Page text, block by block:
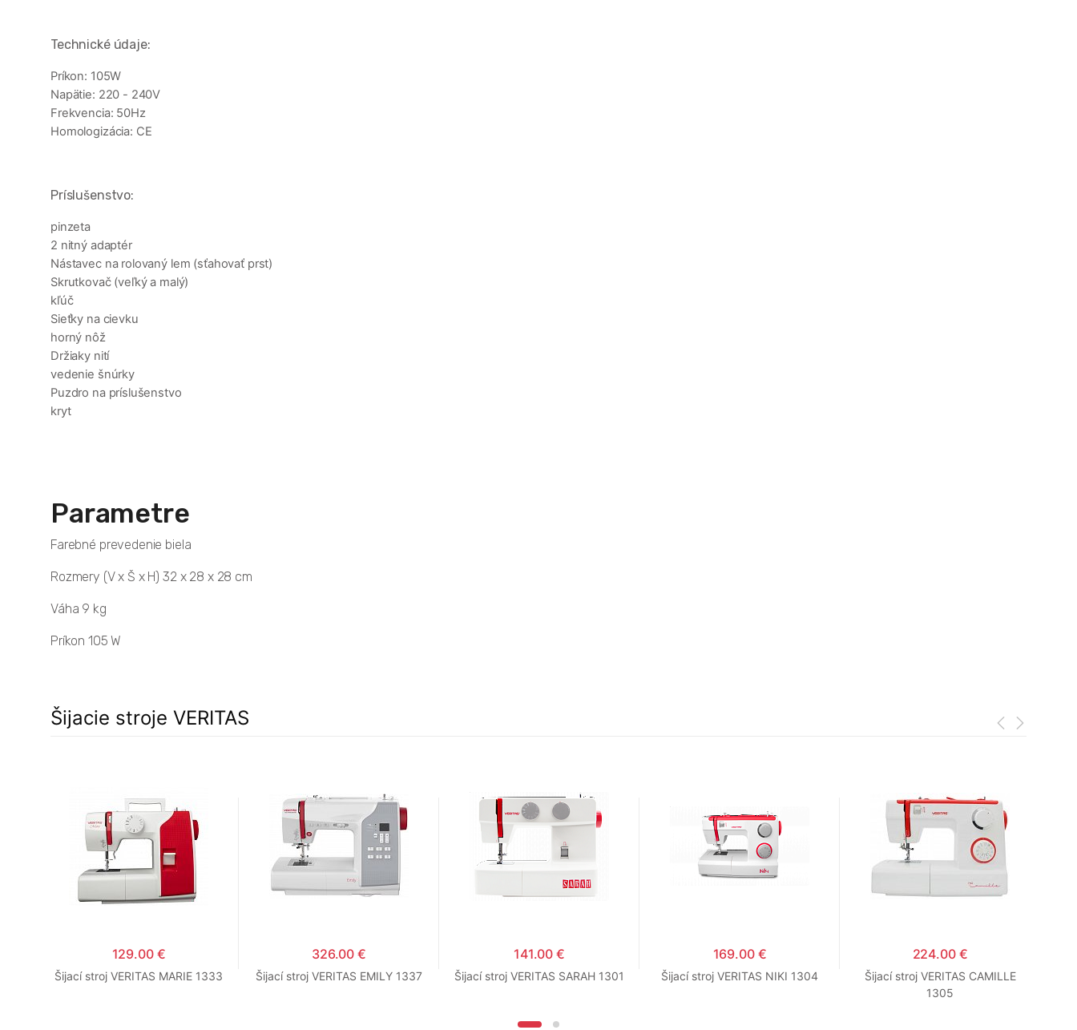
Technické údaje:
Príkon: 105W
Napätie: 220 - 240V
Frekvencia: 50Hz
Homologizácia: CE
Príslušenstvo:
pinzeta
2 nitný adaptér
Nástavec na rolovaný lem (sťahovať prst)
Skrutkovač (veľký a malý)
kľúč
Sieťky na cievku
horný nôž
Držiaky nití
vedenie šnúrky
Puzdro na príslušenstvo
kryt
Parametre
Farebné prevedenie biela
Rozmery (V x Š x H) 32 x 28 x 28 cm
Váha 9 kg
Príkon 105 W
Šijacie stroje VERITAS
129.00 €
Šijací stroj VERITAS MARIE 1333
326.00 €
Šijací stroj VERITAS EMILY 1337
141.00 €
Šijací stroj VERITAS SARAH 1301
169.00 €
Šijací stroj VERITAS NIKI 1304
224.00 €
Šijací stroj VERITAS CAMILLE
1305